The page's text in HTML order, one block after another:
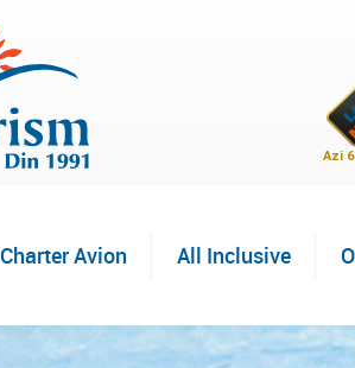
Azi
Charter Avion All Inclusive